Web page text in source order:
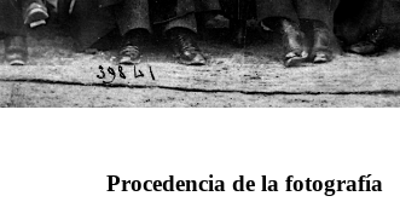
Procedencia de la fotografía